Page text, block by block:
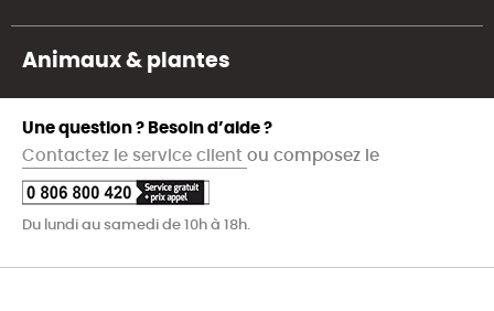
Animaux & plantes
Une question ? Besoin d’aide ?
Contactez le service client ou composez le
Du lundi au samedi de 10h à 18h.